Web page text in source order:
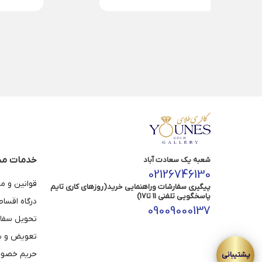
شعبه یک سعادت آباد
02126746130
پیگیری سفارشات وراهنمایی خرید(روزهای کاری تایم
پاسخگویی تلفنی 11 تا17)
09009000137
خدمات
قوانین و
درگاه
تحویل
تعویض و
حریم